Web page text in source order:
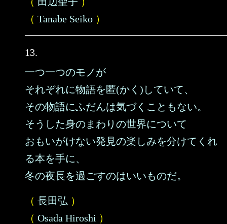
（ Tanabe Seiko ）
13.
一つ一つのモノが
それぞれに物語を匿(かく)していて、
その物語にふだんは気づくこともない。
そうした身のまわりの世界について
おもいがけない発見の楽しみを分けてくれ
る本を手に、
冬の夜長を過ごすのはいいものだ。
（ 長田弘 ）
（ Osada Hiroshi ）